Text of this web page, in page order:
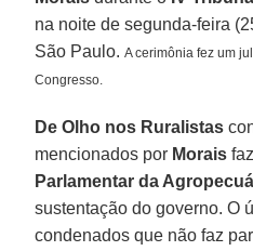
na noite de segunda-feira
São Paulo.A cerimônia fez um
Congresso.
De Olho nos Ruralistas
mencionados por Morais
Parlamentar da
sustentação do governo. O
condenados que não faz